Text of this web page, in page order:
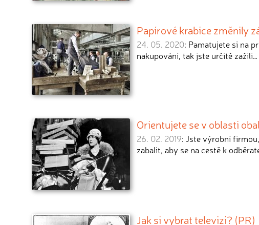
Papírové krabice změnily
24. 05. 2020: Pamatujete si na
nakupování, tak jste určitě zažili…
Orientujete se v oblasti
26. 02. 2019: Jste výrobní
zabalit, aby se na cestě k
Jak si vybrat televizi? (PR)